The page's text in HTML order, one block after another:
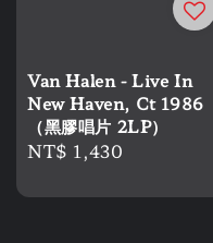
Van Halen - Live In
New Haven, Ct 1986
（黑膠唱片 2LP）
Regular
NT$ 1,430